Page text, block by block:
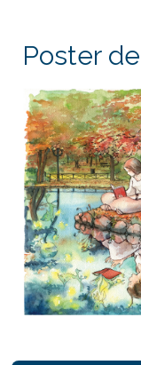
Poster